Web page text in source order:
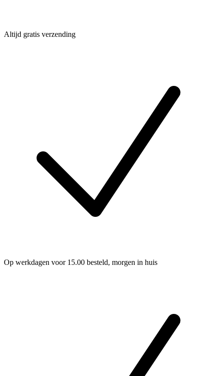
Altijd gratis verzending
Op werkdagen voor 15.00 besteld, morgen in huis